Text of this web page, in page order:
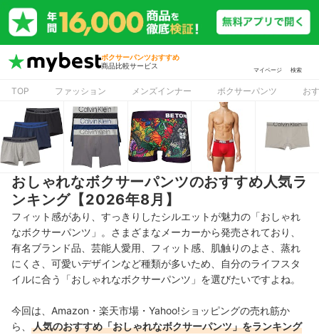
ボクサーパンツおすすめ
商品比較サービス
マイページ 検索
TOP ファッション メンズインナー ボクサーパンツ お
おしゃれなボクサーパンツのおすすめ人気ラ
ンキング【2026年8月】
フィット感があり、すっきりしたシルエットが魅力の「おしゃれ
なボクサーパンツ」。さまざまなメーカーから発売されており、
有名ブランド品、芸能人愛用、フィット感、肌触りのよさ、蒸れ
にくさ、可愛いデザインなど種類が多いため、自分のライフスタ
イルに合う「おしゃれなボクサーパンツ」を選びたいですよね。
今回は、Amazon・楽天市場・Yahoo!ショッピングの売れ筋か
ら、
人気のおすすめ「おしゃれなボクサーパンツ」をランキング